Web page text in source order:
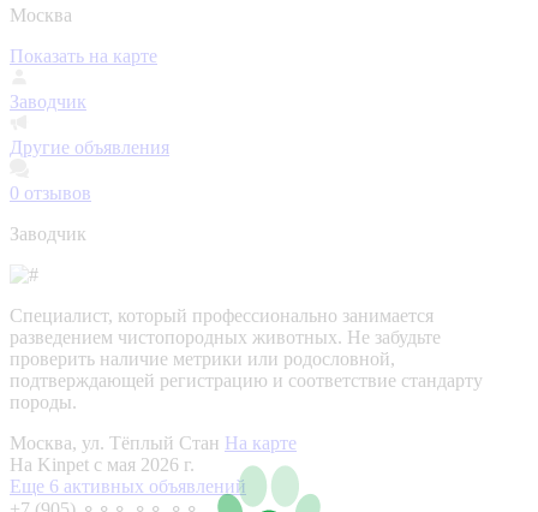
Москва
Показать на карте
Заводчик
Другие объявления
0 отзывов
Заводчик
Специалист, который профессионально занимается
разведением чистопородных животных. Не забудьте
проверить наличие метрики или родословной,
подтверждающей регистрацию и соответствие стандарту
породы.
Москва, ул. Тёплый Стан На карте
На Kinpet c мая 2026 г.
Еще 6 активных объявлений